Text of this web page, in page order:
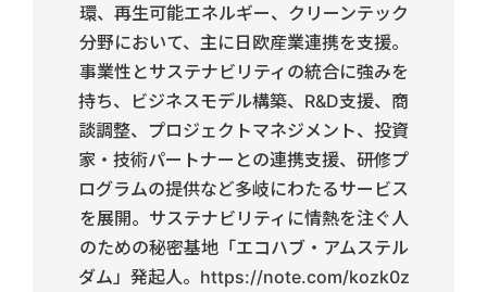
環、再生可能エネルギー、クリーンテック
分野において、主に日欧産業連携を支援。
事業性とサステナビリティの統合に強みを
持ち、ビジネスモデル構築、R&D支援、商
談調整、プロジェクトマネジメント、投資
家・技術パートナーとの連携支援、研修プ
ログラムの提供など多岐にわたるサービス
を展開。サステナビリティに情熱を注ぐ人
のための秘密基地「エコハブ・アムステル
ダム」発起人。https://note.com/kozk0z